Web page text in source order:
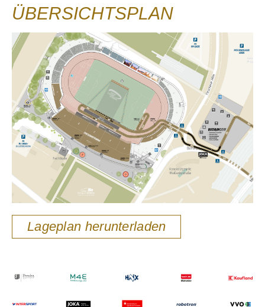
ÜBERSICHTSPLAN
Lageplan herunterladen